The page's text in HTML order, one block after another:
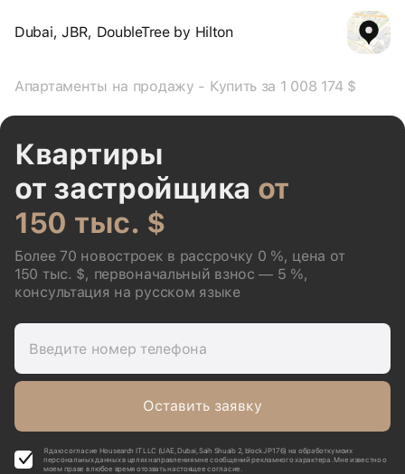
Dubai, JBR, DoubleTree by Hilton
Апартаменты на продажу - Купить за 1 008 174 $
Квартиры
от застройщика от
150 тыс. $
Более 70 новостроек в рассрочку 0 %, цена от
150 тыс. $, первоначальный взнос — 5 %,
консультация на русском языке
Введите номер телефона
Оставить заявку
Я даю согласие Housearch IT LLC (UAE, Dubai, Saih Shuaib 2, block J P176) на обработку моих
персональных данных в целях направления мне сообщений рекламного характера. Мне известно о
моем праве в любое время отозвать настоящее согласие.